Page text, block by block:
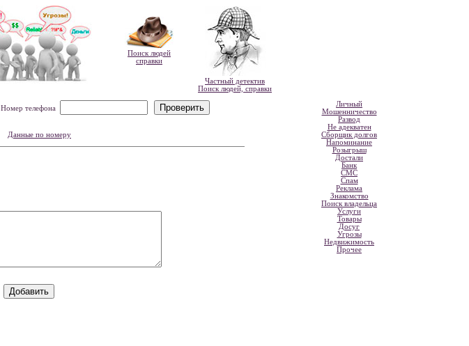
Поиск людей
справки
Частный детектив
Поиск людей, справки
Номер телефона
Данные по номеру
Личный
Мошенничество
Развод
Не адекватен
Сборщик долгов
Напоминание
Розыгрыш
Достали
Банк
СМС
Спам
Реклама
Знакомство
Поиск владельца
Услуги
Товары
Досуг
Угрозы
Недвижимость
Прочее